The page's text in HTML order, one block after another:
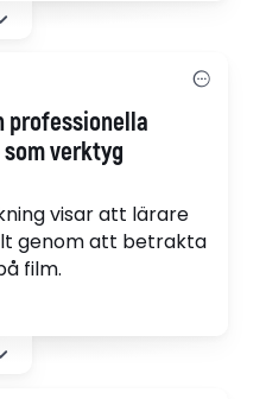
och skolor",
professionella
verktyg
visar att lärare
genom att betrakta
film.